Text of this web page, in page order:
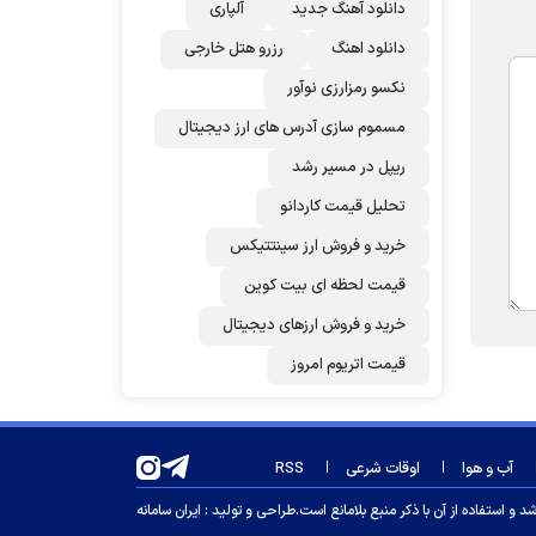
دانلود آهنگ جدید
آلپاری
دانلود اهنگ
رزرو هتل خارجی
نکسو رمزارزی نوآور
مسموم سازی آدرس های ارز دیجیتال
ریپل در مسیر رشد
تحلیل قیمت کاردانو
خرید و فروش ارز سینتتیکس
قیمت لحظه ای بیت کوین
خرید و فروش ارزهای دیجیتال
قیمت اتریوم امروز
آب و هوا اوقات شرعی RSS
استفاده از آن با ذکر منبع بلامانع است.طراحی و تولید : ایران سامانه